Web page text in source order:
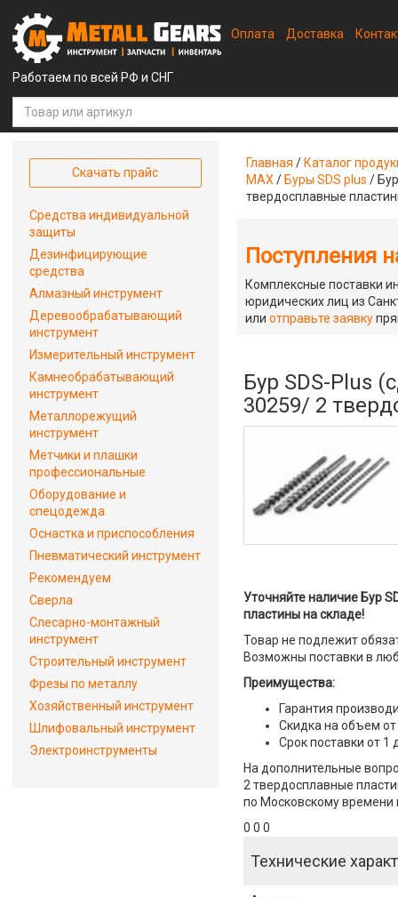
Работаем по всей РФ и СНГ
Оплата Доставка
Главная / Каталог
MAX / Буры SDS plus /
твердосплавные
Поступления
Комплексные поставки
юридических лиц из
илиотправьте заявку
Бур SDS-Plus
30259/ 2
Уточняйте наличие Бур
пластины на складе!
Товар не подлежит
Возможны поставки в
Преимущества:
Гарантия
Скидка на объем от
Срок поставки от 1
На дополнительные
2 твердосплавные
по Московскому времени
0 0 0
Технические
Скачать прайс
Средства индивидуальной
защиты
Дезинфицирующие
средства
Алмазный инструмент
Деревообрабатывающий
инструмент
Измерительный инструмент
Камнеобрабатывающий
инструмент
Металлорежущий
инструмент
Метчики и плашки
профессиональные
Оборудование и
спецодежда
Оснастка и приспособления
Пневматический инструмент
Рекомендуем
Сверла
Слесарно-монтажный
инструмент
Строительный инструмент
Фрезы по металлу
Хозяйственный инструмент
Шлифовальный инструмент
Электроинструменты